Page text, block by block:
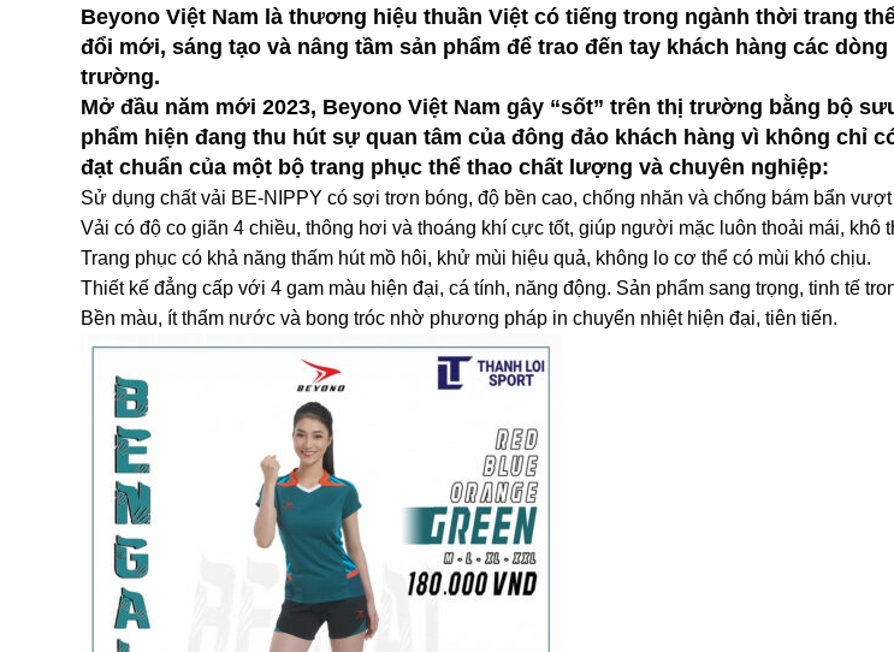
Beyono Việt Nam là thương hiệu thuần Việt có tiếng trong ngành thời trang
đổi mới, sáng tạo và nâng tầm sản phẩm để trao đến tay khách hàng các
trường.
Mở đầu năm mới 2023, Beyono Việt Nam gây “sốt” trên thị trường bằng bộ
phẩm hiện đang thu hút sự quan tâm của đông đảo khách hàng vì không chỉ
đạt chuẩn của một bộ trang phục thể thao chất lượng và chuyên nghiệp:
Sử dụng chất vải BE-NIPPY có sợi trơn bóng, độ bền cao, chống nhăn và chống bám bẩn vượt
Vải có độ co giãn 4 chiều, thông hơi và thoáng khí cực tốt, giúp người mặc luôn thoải mái, khô
Trang phục có khả năng thấm hút mồ hôi, khử mùi hiệu quả, không lo cơ thể có mùi khó chịu.
Thiết kế đẳng cấp với 4 gam màu hiện đại, cá tính, năng động. Sản phẩm sang trọng, tinh tế
Bền màu, ít thấm nước và bong tróc nhờ phương pháp in chuyển nhiệt hiện đại, tiên tiến.